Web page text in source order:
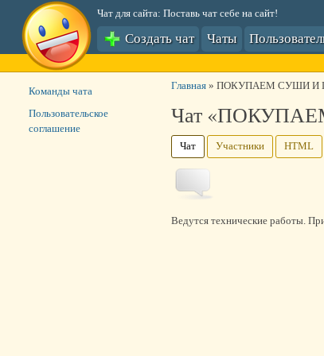
Чат для сайта: Поставь чат себе на сайт!
Создать чат Чаты
Главная» ПОКУПАЕМ СУШИ И
Чат
Чат Участники HTML
Команды чата
Пользовательское
соглашение